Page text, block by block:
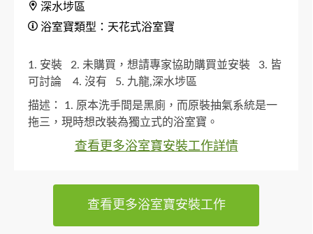
深水埗區
浴室寶類型：天花式浴室寶
1. 安裝 2. 未購買，想請專家協助購買並安裝
3. 皆
可討論
4. 沒有 5. 九龍,深水埗區
描述： 1. 原本洗手間是黑廁，而原裝抽氣系統是一
拖三，現時想改裝為獨立式的浴室寶。
查看更多浴室寶安裝工作詳情
查看更多浴室寶安裝工作